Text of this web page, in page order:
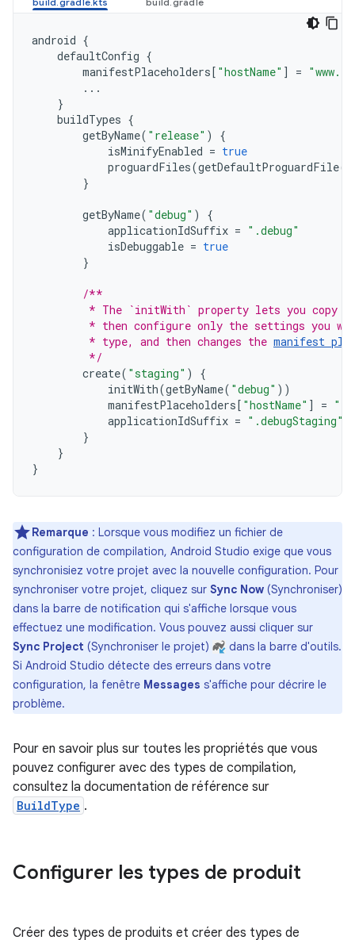
android {
defaultConfig {
manifestPlaceholders[ "hostName" ] =
...
}
buildTypes {
getByName( "release" )
{
isMinifyEnabled = true
proguardFiles(getDefaultProguardFile(
}
getByName( "debug" )
{
applicationIdSuffix = ".debug"
isDebuggable = true
}
/**
* The `initWith` property lets you copy
* then configure only the settings you
         * type, and then changes the
manifest
         */
create( "staging" )
{
initWith(getByName( "debug" ))
manifestPlaceholders[ "hostName" ] =
applicationIdSuffix = ".debugStaging"
}
}
}
Remarque : Lorsque vous modifiez un fichier de
configuration de compilation, Android Studio exige que vous
synchronisiez votre projet avec la nouvelle configuration. Pour
synchroniser votre projet, cliquez sur Sync Now (Synchroniser)
dans la barre de notification qui s'affiche lorsque vous
effectuez une modification. Vous pouvez aussi cliquer sur
Sync Project (Synchroniser le projet)
dans la barre d'outils.
Si Android Studio détecte des erreurs dans votre
configuration, la fenêtre Messages s'affiche pour décrire le
problème.
Pour en savoir plus sur toutes les propriétés que vous
pouvez configurer avec des types de compilation,
consultez la documentation de référence sur
BuildType .
Configurer les types de produit
Créer des types de produits et créer des types de